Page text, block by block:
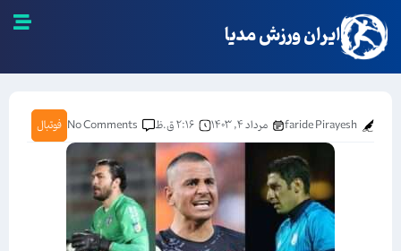
ایران ورزش مدیا
faride Pirayesh مرداد ۴, ۱۴۰۳ ۲:۱۶ ق.ظ No Comments فوتبال